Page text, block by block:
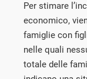
Per stimare
economico,
famiglie con
nelle quali
totale delle